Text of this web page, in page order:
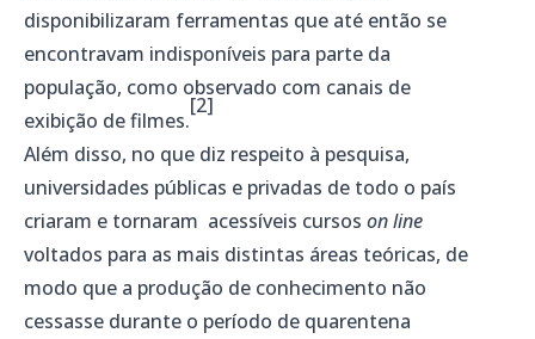
disponibilizaram ferramentas que até então se
encontravam indisponíveis para parte da
população, como observado com canais de
exibição de filmes.
[2]
Além disso, no que diz respeito à pesquisa,
universidades públicas e privadas de todo o país
criaram e tornaram acessíveis cursos on line
voltados para as mais distintas áreas teóricas, de
modo que a produção de conhecimento não
cessasse durante o período de quarentena